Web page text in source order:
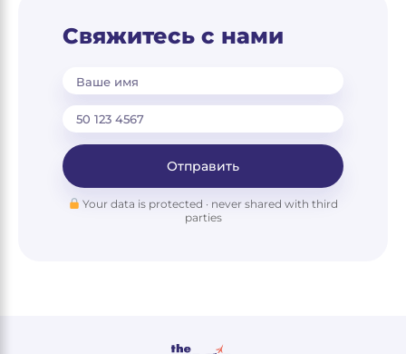
Свяжитесь с нами
Ваше имя
Отправить
Your data is protected · never shared with third
parties